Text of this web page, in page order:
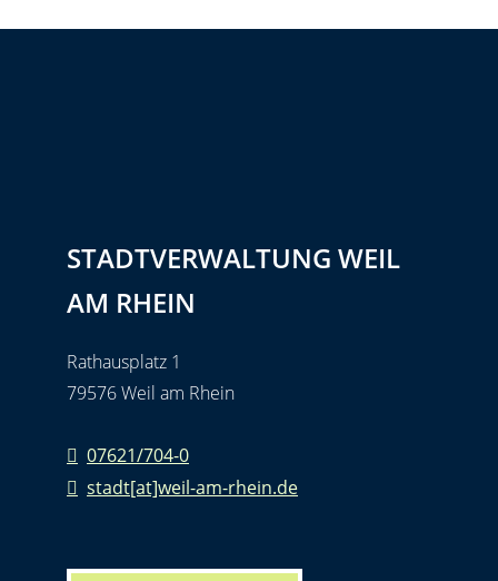
STADTVERWALTUNG WEIL
AM RHEIN
Rathausplatz 1
79576 Weil am Rhein
07621/704-0
stadt[at]weil-am-rhein.de